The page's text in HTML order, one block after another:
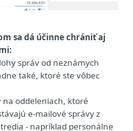
sa dá účinne chrániť aj
správ od neznámych
také, ktoré ste vôbec
na oddeleniach, ktoré
e-mailové správy z
- napríklad personálne